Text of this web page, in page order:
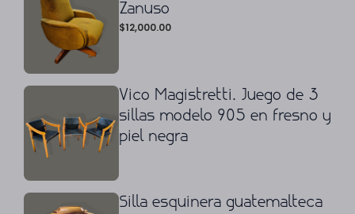
Zanuso
$12,000.00
Vico Magistretti. Juego de 3
sillas modelo 905 en fresno y
piel negra
Silla esquinera guatemalteca